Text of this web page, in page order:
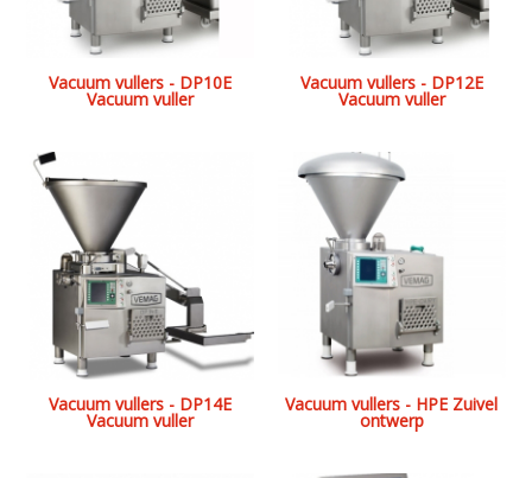
Vacuum vullers - DP10E
Vacuum vuller
Vacuum vullers - DP12E
Vacuum vuller
Vacuum vullers - DP14E
Vacuum vuller
Vacuum vullers - HPE Zuivel
ontwerp